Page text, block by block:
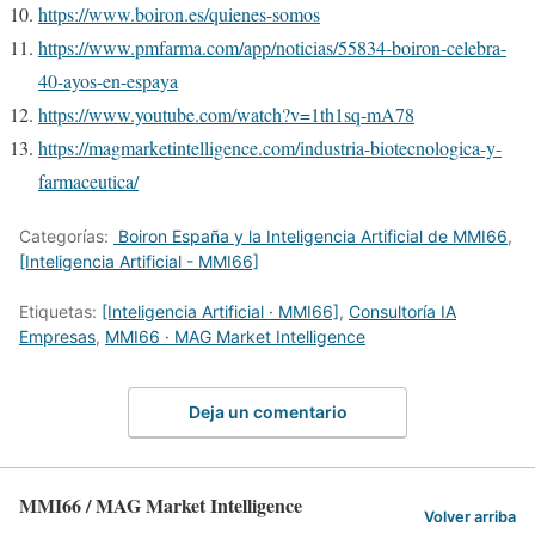
https://www.boiron.es/quienes-somos
https://www.pmfarma.com/app/noticias/55834-boiron-celebra-
40-ayos-en-espaya
https://www.youtube.com/watch?v=1th1sq-mA78
https://magmarketintelligence.com/industria-biotecnologica-y-
farmaceutica/
Categorías: Boiron España y la Inteligencia Artificial de MMI66,
[Inteligencia Artificial - MMI66]
Etiquetas: [Inteligencia Artificial · MMI66], Consultoría IA
Empresas, MMI66 · MAG Market Intelligence
Deja un comentario
MMI66 / MAG Market Intelligence Volver arriba